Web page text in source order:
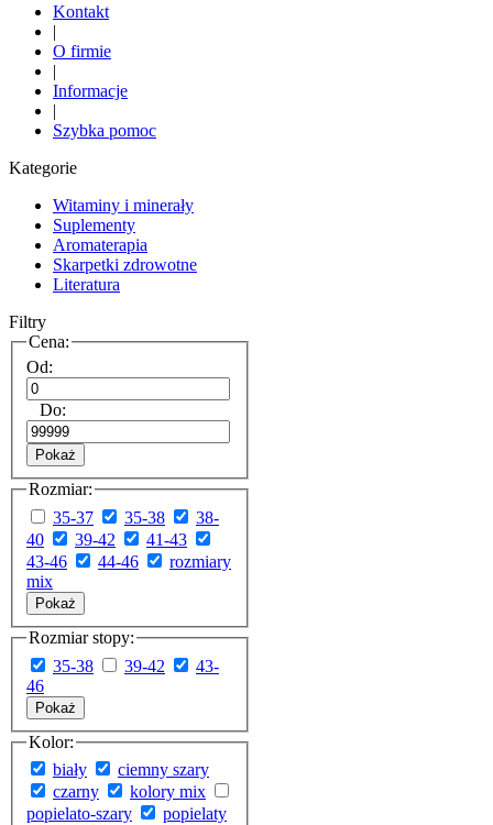
Kontakt
|
O firmie
|
Informacje
|
Szybka pomoc
Kategorie
Witaminy i minerały
Suplementy
Aromaterapia
Skarpetki zdrowotne
Literatura
Filtry
Cena:
Od:
Do:
Pokaż
Rozmiar:
35-37
35-38
38-
40
39-42
41-43
43-46
44-46
rozmiary
mix
Pokaż
Rozmiar stopy:
35-38
39-42
43-
46
Pokaż
Kolor:
biały
ciemny szary
czarny
kolory mix
popielato-szary
popielaty